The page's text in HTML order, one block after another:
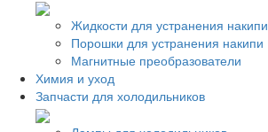
Жидкости для устранения накипи
Порошки для устранения накипи
Магнитные преобразователи
Химия и уход
Запчасти для холодильников